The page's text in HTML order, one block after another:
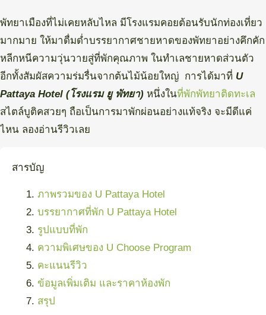
พัทยาเมืองที่ไม่เคยหลับไหล มีโรงแรมคอยต้อนรับนักท่องเที่ยว
มากมาย ให้มาดื่มด่ำบรรยากาศชายหาดของพัทยาอย่างคึกคัก
หลีกหนีความวุ่นวายสู่ที่พักคุณภาพ ในทำเลชายหาดส่วนตัว
อีกทั้งสัมผัสความร่มรื่นจากต้นไม้น้อยใหญ่ การได้มาที่ U
Pattaya Hotel (โรงแรม ยู พัทยา) หนึ่งในที่พักพัทยาติดทะเล
สไตล์บูติคสวยๆ ถือเป็นการมาพักผ่อนอย่างแท้จริง จะมีดีแค่
ไหน ลองอ่านรีวิวเลย
สารบัญ
ภาพรวมของ U Pattaya Hotel
บรรยากาศที่พัก U Pattaya Hotel
รูปแบบที่พัก
ความพิเศษของ U Choose Program
คะแนนรีวิว
ข้อมูลเพิ่มเติม และราคาห้องพัก
สรุป